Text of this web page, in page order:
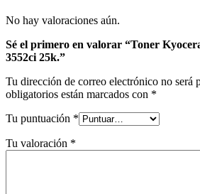
No hay valoraciones aún.
Sé el primero en valorar “Toner
3552ci 25k.”
Tu dirección de correo electrónico no será
obligatorios están marcados con *
Tu puntuación *
Tu valoración *